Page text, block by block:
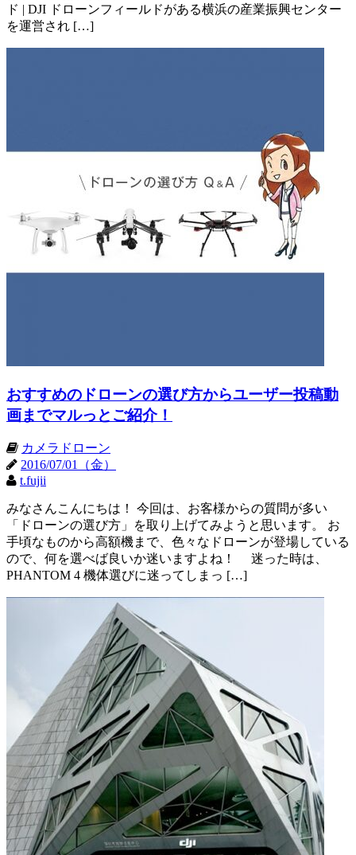
ド | DJI ドローンフィールドがある横浜の産業振興センター
を運営され […]
おすすめのドローンの選び方からユーザー投稿動
画までマルっとご紹介！
カメラドローン
2016/07/01（金）
t.fujii
みなさんこんにちは！ 今回は、お客様からの質問が多い
「ドローンの選び方」を取り上げてみようと思います。 お
手頃なものから高額機まで、色々なドローンが登場している
ので、何を選べば良いか迷いますよね！ 迷った時は、
PHANTOM 4 機体選びに迷ってしまっ […]